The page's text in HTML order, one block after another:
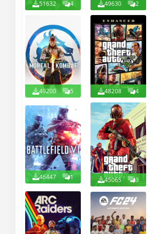
51632 4 49630 2
49200 5 48208 4
46447 1 45065 3